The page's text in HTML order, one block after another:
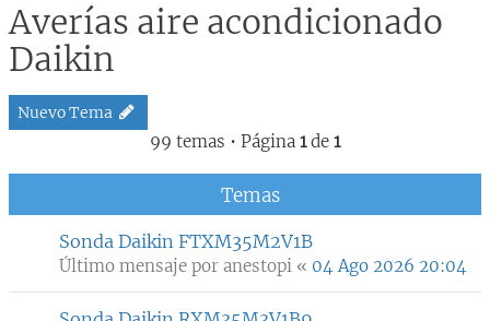
Averías aire acondicionado
Daikin
Nuevo Tema
99 temas • Página 1de 1
Temas
Sonda Daikin FTXM35M2V1B
Último mensaje por anestopi « 04 Ago 2026 20:04